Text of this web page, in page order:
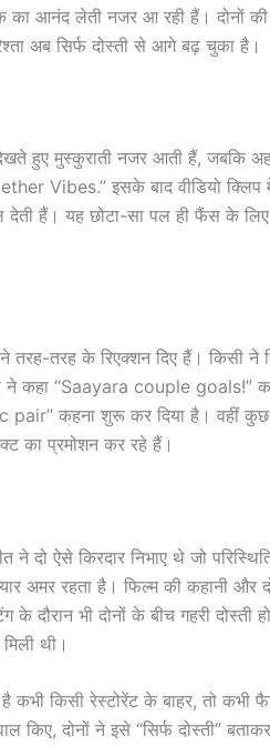
आनंद लेती नजर आ रही हैं। दोनों की
अब सिर्फ दोस्ती से आगे बढ़ चुका है।
हुए मुस्कुराती नजर आती हैं, जबकि
Vibes.” इसके बाद वीडियो क्लिप
देती हैं। यह छोटा-सा पल ही फैंस के
तरह-तरह के रिएक्शन दिए हैं। किसी ने
कहा “Saayara couple goals!”
कहना शुरू कर दिया है। वहीं
का प्रमोशन कर रहे हैं।
ने दो ऐसे किरदार निभाए थे जो
अमर रहता है। फिल्म की कहानी और
के दौरान भी दोनों के बीच गहरी दोस्ती
थी।
कभी किसी रेस्टोरेंट के बाहर, तो कभी
किए, दोनों ने इसे “सिर्फ दोस्ती”